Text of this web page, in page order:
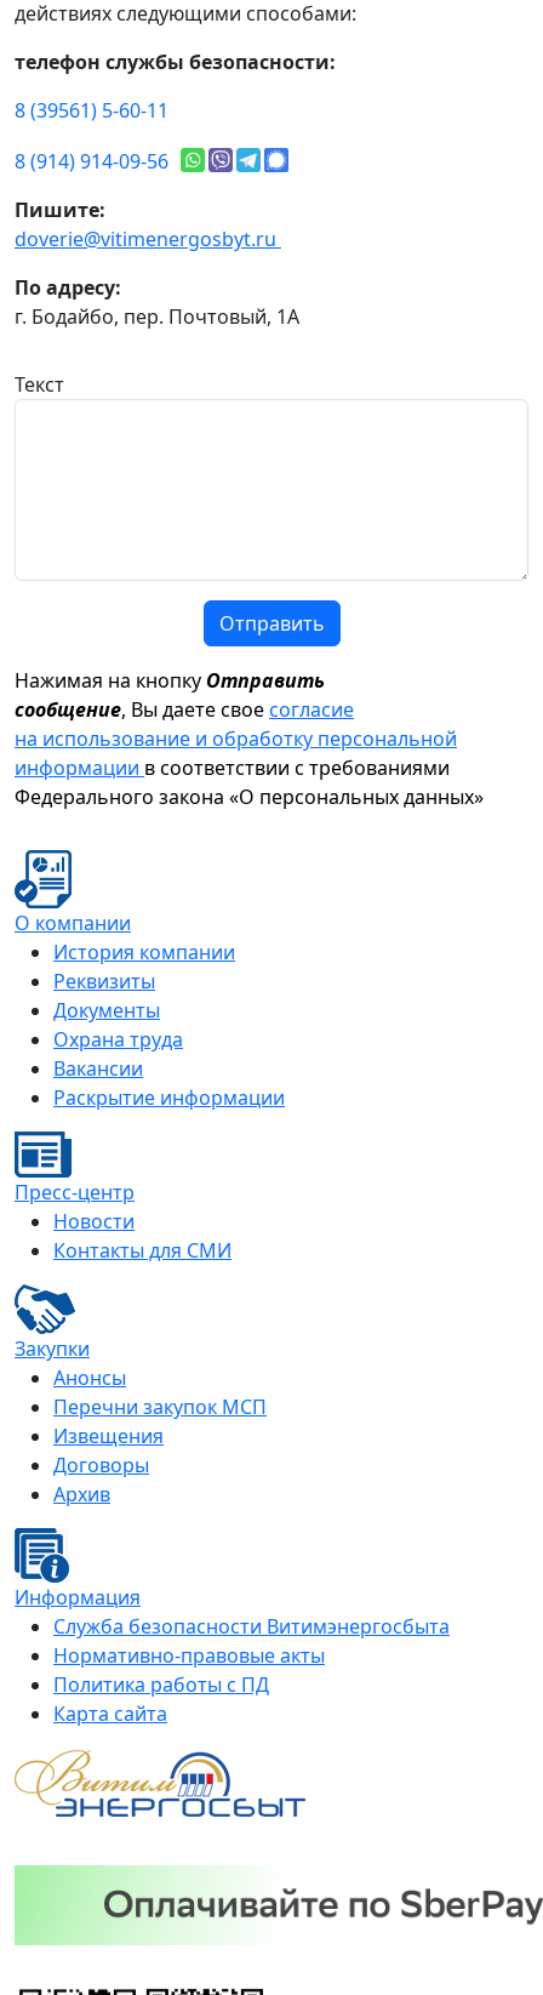
действиях следующими способами:
телефон службы безопасности:
8 (39561) 5-60-11
8 (914) 914-09-56
Пишите:
doverie@vitimenergosbyt.ru
По адресу:
г. Бодайбо, пер. Почтовый, 1А
Текст
Отправить
Нажимая на кнопку Отправить
сообщение, Вы даете своесогласие
на использование и обработку персональной
информации в соответствии с требованиями
Федерального закона «О персональных данных»
О компании
История компании
Реквизиты
Документы
Охрана труда
Вакансии
Раскрытие информации
Пресс-центр
Новости
Контакты для СМИ
Закупки
Анонсы
Перечни закупок МСП
Извещения
Договоры
Архив
Информация
Служба безопасности Витимэнергосбыта
Нормативно-правовые акты
Политика работы с ПД
Карта сайта